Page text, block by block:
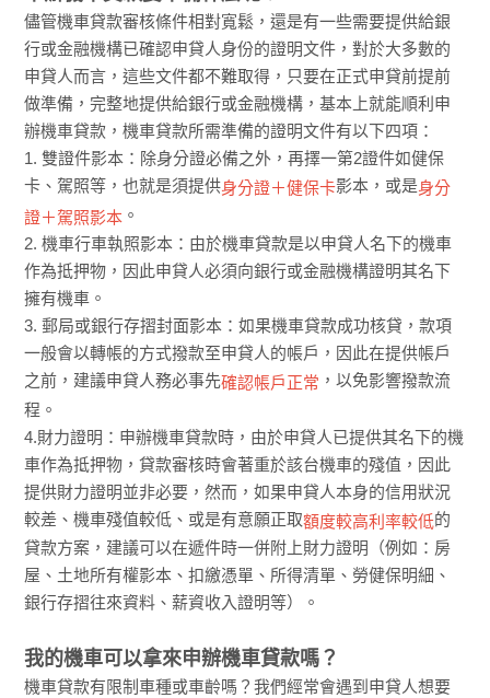
儘管機車貸款審核條件相對寬鬆，還是有一些需要提供給銀
行或金融機構已確認申貸人身份的證明文件，對於大多數的
申貸人而言，這些文件都不難取得，只要在正式申貸前提前
做準備，完整地提供給銀行或金融機構，基本上就能順利申
辦機車貸款，機車貸款所需準備的證明文件有以下四項：
1. 雙證件影本：除身分證必備之外，再擇一第2證件如健保
卡、駕照等，也就是須提供身分證＋健保卡影本，或是身分
證＋駕照影本 。
2. 機車行車執照影本：由於機車貸款是以申貸人名下的機車
作為抵押物，因此申貸人必須向銀行或金融機構證明其名下
擁有機車。
3. 郵局或銀行存摺封面影本：如果機車貸款成功核貸，款項
一般會以轉帳的方式撥款至申貸人的帳戶，因此在提供帳戶
之前，建議申貸人務必事先確認帳戶正常 ，以免影響撥款流
程。
4.財力證明：申辦機車貸款時，由於申貸人已提供其名下的機
車作為抵押物，貸款審核時會著重於該台機車的殘值，因此
提供財力證明並非必要，然而，如果申貸人本身的信用狀況
較差、機車殘值較低、或是有意願正取額度較高利率較低的
貸款方案，建議可以在遞件時一併附上財力證明（例如：房
屋、土地所有權影本、扣繳憑單、所得清單、勞健保明細、
銀行存摺往來資料、薪資收入證明等）。
我的機車可以拿來申辦機車貸款嗎？
機車貸款有限制車種或車齡嗎？我們經常會遇到申貸人想要